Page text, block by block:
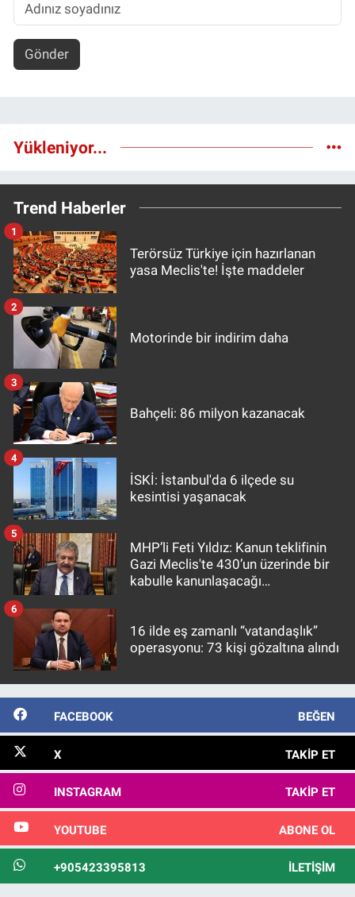
Gönder
Yükleniyor...
Trend Haberler
Terörsüz Türkiye için hazırlanan
yasa Meclis'te! İşte maddeler
1
Motorinde bir indirim daha
2
Bahçeli: 86 milyon kazanacak
3
İSKİ: İstanbul'da 6 ilçede su
kesintisi yaşanacak
4
MHP’li Feti Yıldız: Kanun teklifinin
Gazi Meclis'te 430’un üzerinde bir
kabulle kanunlaşacağı
5
16 ilde eş zamanlı “vatandaşlık”
operasyonu: 73 kişi gözaltına alındı
6
FACEBOOK BEĞEN
X TAKIP ET
INSTAGRAM TAKIP ET
YOUTUBE ABONE OL
+905423395813 İLETIŞIM